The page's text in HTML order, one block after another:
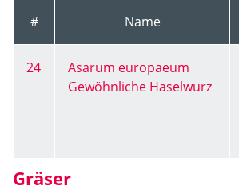
# Name
24
Asarum europaeum
Gewöhnliche Haselwurz
Gräser